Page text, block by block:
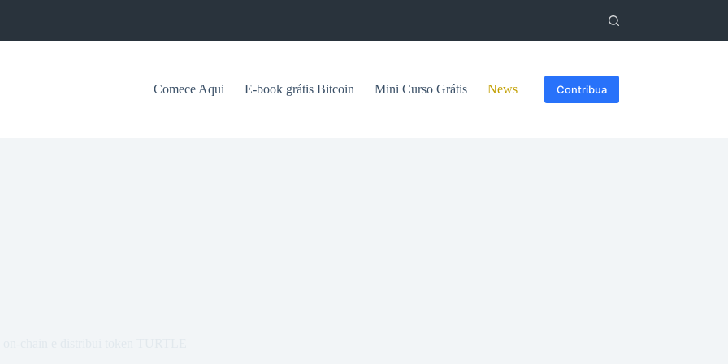
Comece Aqui E-book grátis Bitcoin Mini Curso Grátis News Contribua